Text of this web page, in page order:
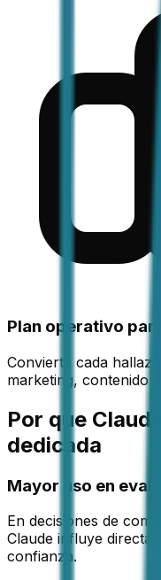
Plan operativo
Convierte cada
marketing, contenido
Por que
dedicada
Mayor uso en
En decisiones de
Claude influye
confianza.